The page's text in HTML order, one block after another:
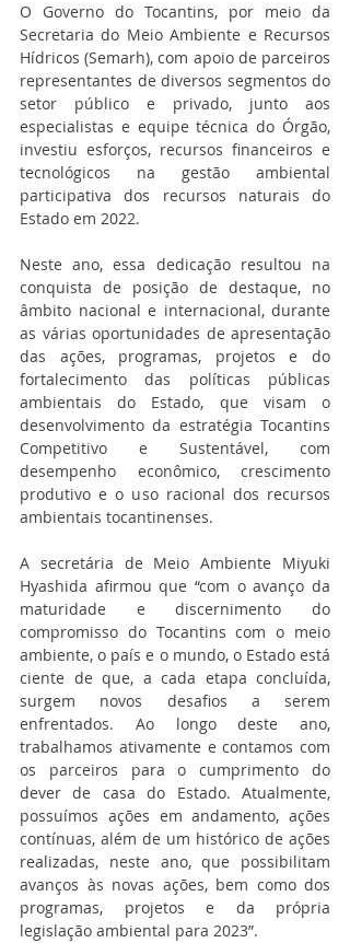
O Governo do Tocantins, por meio da
Secretaria do Meio Ambiente e Recursos
Hídricos (Semarh), com apoio de parceiros
representantes de diversos segmentos do
setor público e privado, junto aos
especialistas e equipe técnica do Órgão,
investiu esforços, recursos financeiros e
tecnológicos na gestão ambiental
participativa dos recursos naturais do
Estado em 2022.
Neste ano, essa dedicação resultou na
conquista de posição de destaque, no
âmbito nacional e internacional, durante
as várias oportunidades de apresentação
das ações, programas, projetos e do
fortalecimento das políticas públicas
ambientais do Estado, que visam o
desenvolvimento da estratégia Tocantins
Competitivo e Sustentável, com
desempenho econômico, crescimento
produtivo e o uso racional dos recursos
ambientais tocantinenses.
A secretária de Meio Ambiente Miyuki
Hyashida afirmou que “com o avanço da
maturidade e discernimento do
compromisso do Tocantins com o meio
ambiente, o país e o mundo, o Estado está
ciente de que, a cada etapa concluída,
surgem novos desafios a serem
enfrentados. Ao longo deste ano,
trabalhamos ativamente e contamos com
os parceiros para o cumprimento do
dever de casa do Estado. Atualmente,
possuímos ações em andamento, ações
contínuas, além de um histórico de ações
realizadas, neste ano, que possibilitam
avanços às novas ações, bem como dos
programas, projetos e da própria
legislação ambiental para 2023”.